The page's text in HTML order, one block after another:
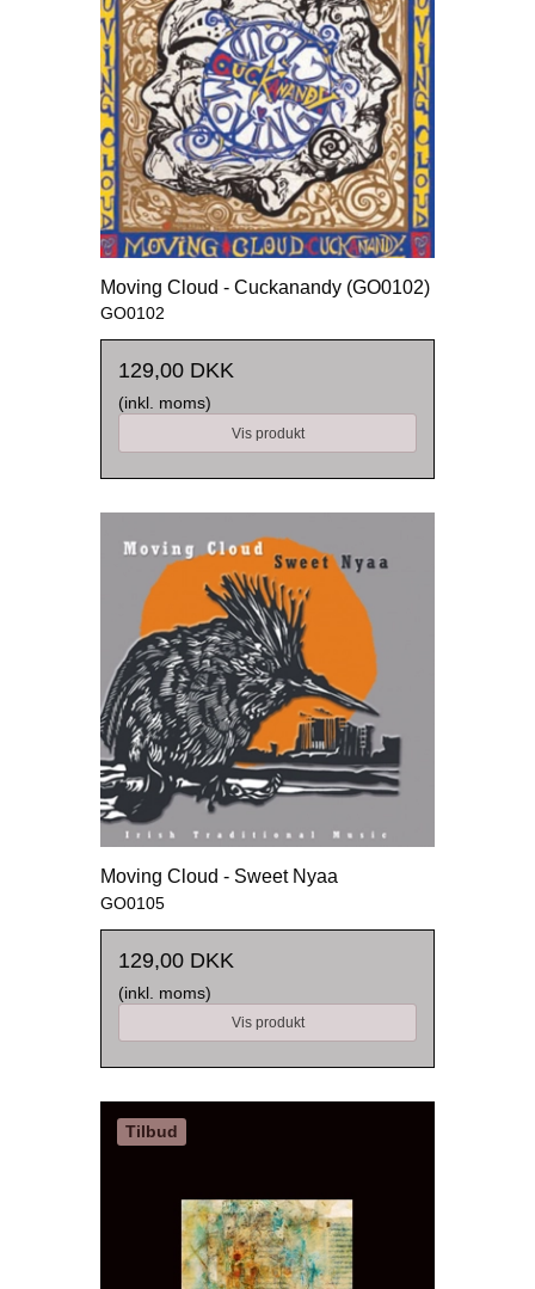
Moving Cloud - Cuckanandy (GO0102)
GO0102
129,00 DKK
(inkl. moms)
Vis produkt
Moving Cloud - Sweet Nyaa
GO0105
129,00 DKK
(inkl. moms)
Vis produkt
Tilbud